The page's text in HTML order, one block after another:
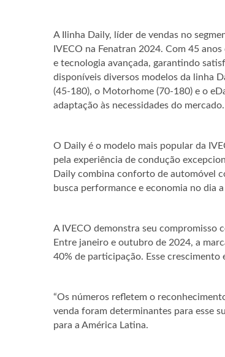
A Ilinha Daily, líder de vendas no
IVECO na Fenatran 2024. Com 45
e tecnologia avançada, garantindo
disponíveis diversos modelos da linha
(45-180), o Motorhome (70-180) e o
adaptação às necessidades do mercado.
O Daily é o modelo mais popular da
pela experiência de condução
Daily combina conforto de automóvel
busca performance e economia no dia a
A IVECO demonstra seu compromisso
Entre janeiro e outubro de 2024, a
40% de participação. Esse
“Os números refletem o
venda foram determinantes para esse
para a América Latina.